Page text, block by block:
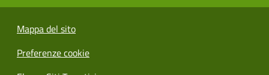
Mappa del sito
Preferenze cookie